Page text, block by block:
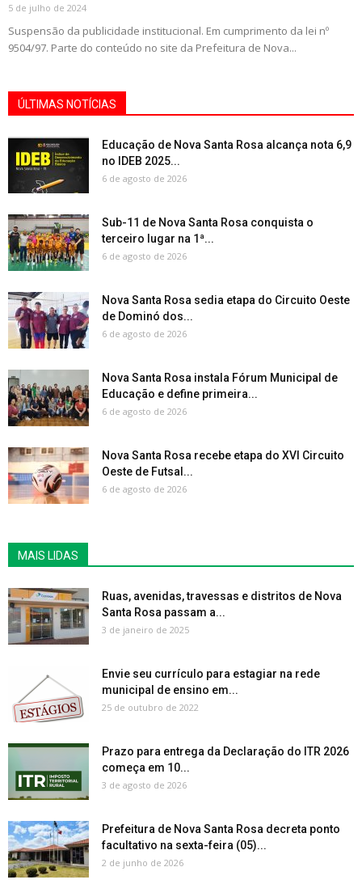
5 de julho de 2024
Suspensão da publicidade institucional. Em cumprimento da lei nº
9504/97. Parte do conteúdo no site da Prefeitura de Nova...
ÚLTIMAS NOTÍCIAS
Educação de Nova Santa Rosa alcança nota 6,9
no IDEB 2025...
6 de agosto de 2026
Sub-11 de Nova Santa Rosa conquista o
terceiro lugar na 1ª...
6 de agosto de 2026
Nova Santa Rosa sedia etapa do Circuito Oeste
de Dominó dos...
6 de agosto de 2026
Nova Santa Rosa instala Fórum Municipal de
Educação e define primeira...
6 de agosto de 2026
Nova Santa Rosa recebe etapa do XVI Circuito
Oeste de Futsal...
6 de agosto de 2026
MAIS LIDAS
Ruas, avenidas, travessas e distritos de Nova
Santa Rosa passam a...
3 de janeiro de 2025
Envie seu currículo para estagiar na rede
municipal de ensino em...
25 de outubro de 2022
Prazo para entrega da Declaração do ITR 2026
começa em 10...
3 de agosto de 2026
Prefeitura de Nova Santa Rosa decreta ponto
facultativo na sexta-feira (05)...
2 de junho de 2026